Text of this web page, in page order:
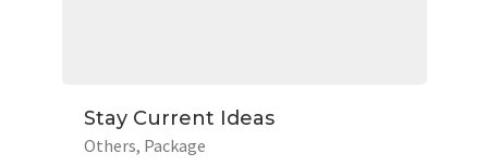
Stay Current Ideas
Others Package